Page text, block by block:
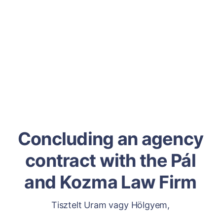
Concluding an agency
contract with the Pál
and Kozma Law Firm
Tisztelt Uram vagy Hölgyem,